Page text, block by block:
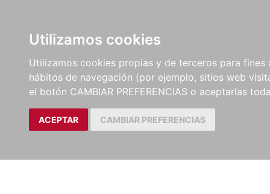
Utilizamos cookies
Utilizamos cookies propias y de terceros para
hábitos de navegación (por ejemplo, sitios web
el botón CAMBIAR PREFERENCIAS o aceptarlas
ACEPTAR CAMBIAR PREFERENCIAS